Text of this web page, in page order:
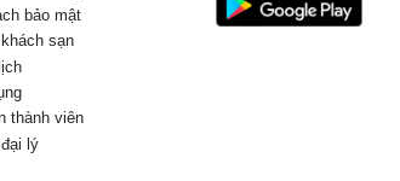
bảo mật
sạn
thành viên
lý